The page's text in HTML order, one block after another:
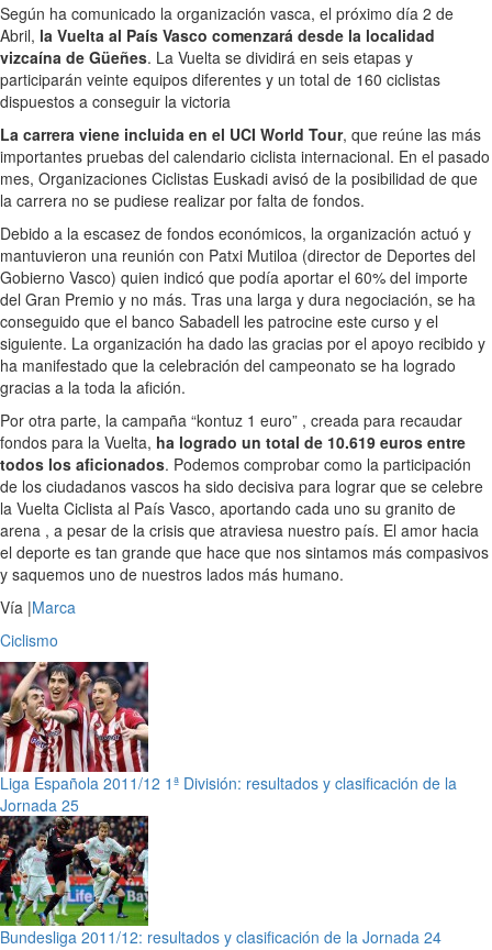
Según ha comunicado la organización vasca, el próximo día 2 de
Abril, la Vuelta al País Vasco comenzará desde la localidad
vizcaína de Güeñes. La Vuelta se dividirá en seis etapas y
participarán veinte equipos diferentes y un total de 160 ciclistas
dispuestos a conseguir la victoria
La carrera viene incluida en el UCI World Tour, que reúne las más
importantes pruebas del calendario ciclista internacional. En el pasado
mes, Organizaciones Ciclistas Euskadi avisó de la posibilidad de que
la carrera no se pudiese realizar por falta de fondos.
Debido a la escasez de fondos económicos, la organización actuó y
mantuvieron una reunión con Patxi Mutiloa (director de Deportes del
Gobierno Vasco) quien indicó que podía aportar el 60% del importe
del Gran Premio y no más. Tras una larga y dura negociación, se ha
conseguido que el banco Sabadell les patrocine este curso y el
siguiente. La organización ha dado las gracias por el apoyo recibido y
ha manifestado que la celebración del campeonato se ha logrado
gracias a la toda la afición.
Por otra parte, la campaña “kontuz 1 euro” , creada para recaudar
fondos para la Vuelta, ha logrado un total de 10.619 euros entre
todos los aficionados. Podemos comprobar como la participación
de los ciudadanos vascos ha sido decisiva para lograr que se celebre
la Vuelta Ciclista al País Vasco, aportando cada uno su granito de
arena , a pesar de la crisis que atraviesa nuestro país. El amor hacia
el deporte es tan grande que hace que nos sintamos más compasivos
y saquemos uno de nuestros lados más humano.
Vía |Marca
Ciclismo
Liga Española 2011/12 1ª División: resultados y clasificación de la
Jornada 25
Bundesliga 2011/12: resultados y clasificación de la Jornada 24